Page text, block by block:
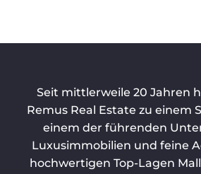
Seit mittlerweile 20 Jahren
Remus Real Estate zu einem
einem der führenden
Luxusimmobilien und feine
hochwertigen Top-Lagen